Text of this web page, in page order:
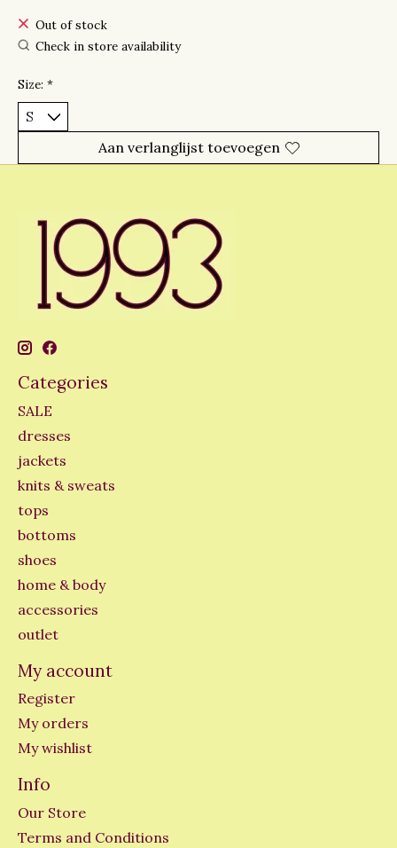
Out of stock
Check in store availability
Size: *
Aan verlanglijst toevoegen
Categories
SALE
dresses
jackets
knits & sweats
tops
bottoms
shoes
home & body
accessories
outlet
My account
Register
My orders
My wishlist
Info
Our Store
Terms and Conditions